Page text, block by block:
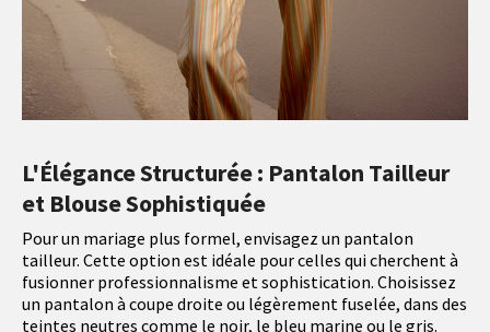
L'Élégance Structurée : Pantalon Tailleur
et Blouse Sophistiquée
Pour un mariage plus formel, envisagez un pantalon
tailleur. Cette option est idéale pour celles qui cherchent à
fusionner professionnalisme et sophistication. Choisissez
un pantalon à coupe droite ou légèrement fuselée, dans des
teintes neutres comme le noir, le bleu marine ou le gris.